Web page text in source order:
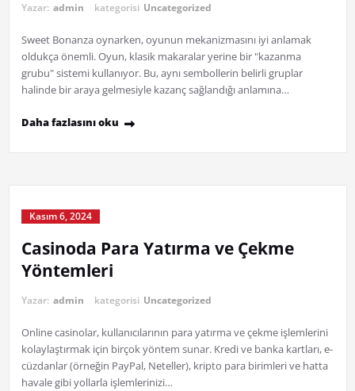
Yazar: admin kategorisi Uncategorized
Sweet Bonanza oynarken, oyunun mekanizmasını iyi anlamak
oldukça önemli. Oyun, klasik makaralar yerine bir "kazanma
grubu" sistemi kullanıyor. Bu, aynı sembollerin belirli gruplar
halinde bir araya gelmesiyle kazanç sağlandığı anlamına…
Daha fazlasını oku
Kasım 6, 2024
Casinoda Para Yatırma ve Çekme
Yöntemleri
Yazar: admin kategorisi Uncategorized
Online casinolar, kullanıcılarının para yatırma ve çekme işlemlerini
kolaylaştırmak için birçok yöntem sunar. Kredi ve banka kartları, e-
cüzdanlar (örneğin PayPal, Neteller), kripto para birimleri ve hatta
havale gibi yollarla işlemlerinizi…